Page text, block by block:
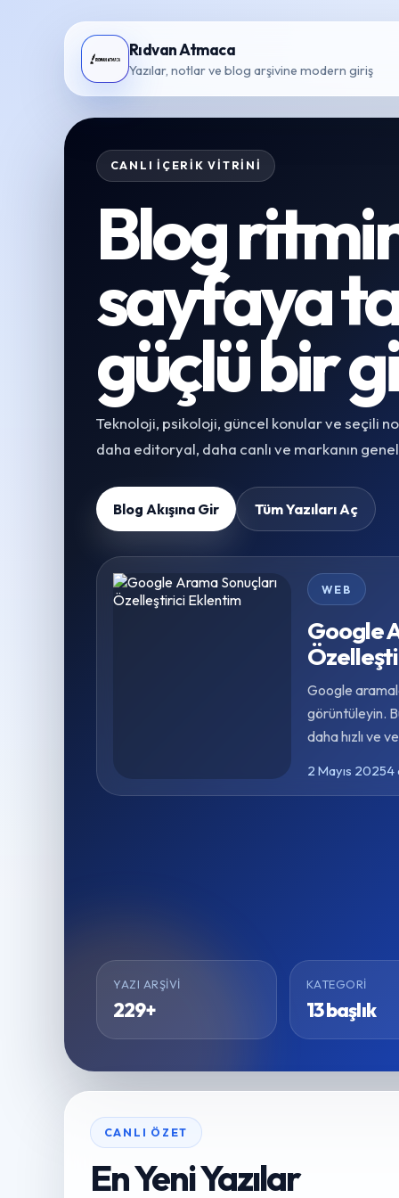
Rıdvan Atmaca
Yazılar, notlar ve blog arşivine modern giriş
CANLI İÇERIK VITRINI
Blog
sayfaya
güçlü bir
Teknoloji, psikoloji, güncel konular ve seçili
daha editoryal, daha canlı ve markanın
Blog Akışına Gir Tüm Yazıları Aç
WEB
Google
Google
görüntüleyin.
daha hızlı ve
2 Mayıs 20254
YAZI ARŞIVI
229+
KATEGORI
13 başlık
CANLI ÖZET
En Yeni Yazılar